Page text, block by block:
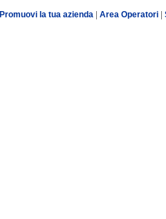
Promuovi la tua azienda Area Operatori